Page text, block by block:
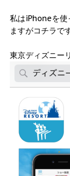
私はiPhoneを使
ますがコチラです
東京ディズニー